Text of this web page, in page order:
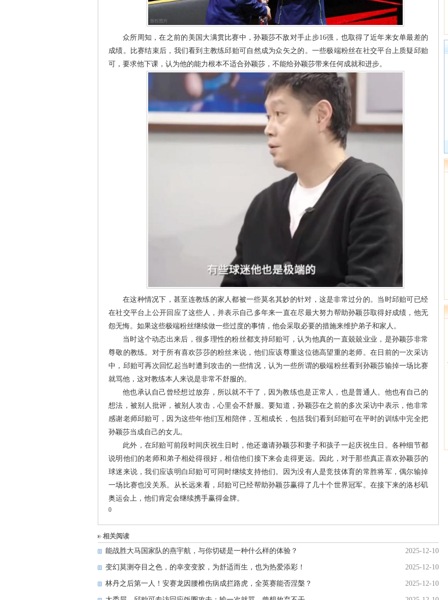
众所周知，在之前的美国大满贯比赛中，孙颖莎不敌对手止步16强，也取得了近年来女单最差的
成绩。比赛结束后，我们看到主教练邱贻可自然成为众矢之的。一些极端粉丝在社交平台上质疑邱贻
可，要求他下课，认为他的能力根本不适合孙颖莎，不能给孙颖莎带来任何成就和进步。
在这种情况下，甚至连教练的家人都被一些莫名其妙的针对，这是非常过分的。当时邱贻可已经
在社交平台上公开回应了这些人，并表示自己多年来一直在尽最大努力帮助孙颖莎取得好成绩，他无
怨无悔。如果这些极端粉丝继续做一些过度的事情，他会采取必要的措施来维护弟子和家人。
当时这个动态出来后，很多理性的粉丝都支持邱贻可，认为他真的一直兢兢业业，是孙颖莎非常
尊敬的教练。对于所有喜欢莎莎的粉丝来说，他们应该尊重这位德高望重的老师。在日前的一次采访
中，邱贻可再次回忆起当时遭到攻击的一些情况，认为一些所谓的极端粉丝看到孙颖莎输掉一场比赛
就骂他，这对教练本人来说是非常不舒服的。
他也承认自己曾经想过放弃，所以就不干了，因为教练也是正常人，也是普通人。他也有自己的
想法，被别人批评，被别人攻击，心里会不舒服。要知道，孙颖莎在之前的多次采访中表示，他非常
感谢老师邱贻可，因为这些年他们互相陪伴，互相成长，包括我们看到邱贻可在平时的训练中完全把
孙颖莎当成自己的女儿。
此外，在邱贻可前段时间庆祝生日时，他还邀请孙颖莎和妻子和孩子一起庆祝生日。各种细节都
说明他们的老师和弟子相处得很好，相信他们接下来会走得更远。因此，对于那些真正喜欢孙颖莎的
球迷来说，我们应该明白邱贻可可同时继续支持他们。因为没有人是竞技体育的常胜将军，偶尔输掉
一场比赛也没关系。从长远来看，邱贻可已经帮助孙颖莎赢得了几十个世界冠军。在接下来的洛杉矶
奥运会上，他们肯定会继续携手赢得金牌。
0
相关阅读
2025-12-10
能战胜大马国家队的燕宇航，与你切磋是一种什么样的体验？
2025-12-10
变幻莫测夺目之色，的幸变变胶，为舒适而生，也为热爱添彩！
2025-12-10
林丹之后第一人！安赛龙因腰椎伤病成拦路虎，全英赛能否涅槃？